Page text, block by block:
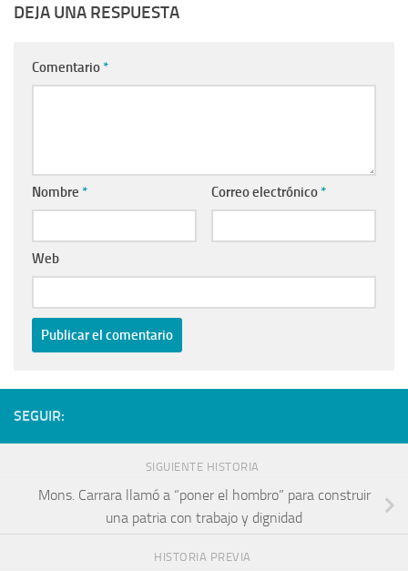
DEJA UNA RESPUESTA
Comentario *
Nombre * Correo electrónico *
Web
SEGUIR:
SIGUIENTE HISTORIA
Mons. Carrara llamó a “poner el hombro” para construir
una patria con trabajo y dignidad
HISTORIA PREVIA